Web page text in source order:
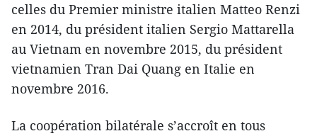
celles du Premier ministre italien Matteo Renzi
en 2014, du président italien Sergio Mattarella
au Vietnam en novembre 2015, du président
vietnamien Tran Dai Quang en Italie en
novembre 2016.
La coopération bilatérale s’accroît en tous